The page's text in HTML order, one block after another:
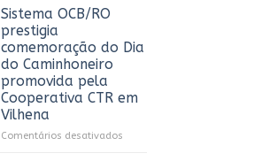
alcança
no
Sistema OCB/RO
prestigia
comemoração do Dia
do Caminhoneiro
promovida pela
Cooperativa CTR em
Vilhena
Comentários desativadosem